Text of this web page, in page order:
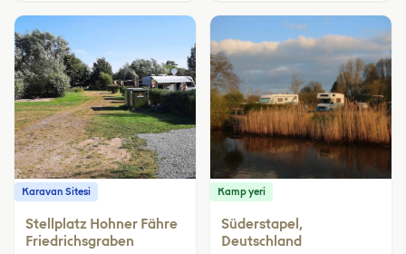
Karavan Sitesi
Stellplatz Hohner Fähre
Friedrichsgraben
Kamp yeri
Süderstapel,
Deutschland